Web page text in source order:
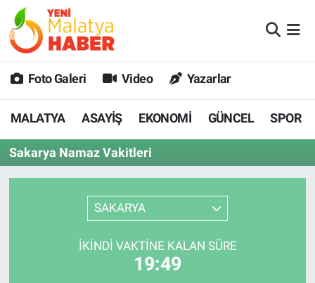
Foto Galeri Video Yazarlar
MALATYA ASAYİŞ EKONOMİ GÜNCEL SPOR
Sakarya Namaz Vakitleri
SAKARYA
İKINDI VAKTİNE KALAN SÜRE
19:49
MALATYA
GÜNCEL
SPOR
Malatya Nöbetçi Eczaneler
MALATYA Namaz Vakitleri
Malatya Trafik Yoğunluk Haritası
Süper Lig Puan Durumu ve Fikstür
Son Dakika Haberleri